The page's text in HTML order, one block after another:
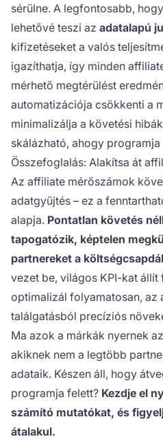
sérülne. A legfontosabb,
lehetővé teszi az adatalapú
kifizetéseket a valós
igazíthatja, így minden
mérhető megtérülést
automatizációja csökkenti a
minimalizálja a követési
skálázható, ahogy
Összefoglalás: Alakítsa át
Az affiliate mérőszámok
adatgyűjtés – ez a
alapja. Pontatlan követés
tapogatózik, képtelen
partnereket a
vezet be, világos KPI-kat állít
optimalizál folyamatosan, az
találgatásból precíziós
Ma azok a márkák nyernek
akiknek nem a legtöbb
adataik. Készen áll, hogy
programja felett? Kezdje el
számító mutatókat, és
átalakul.